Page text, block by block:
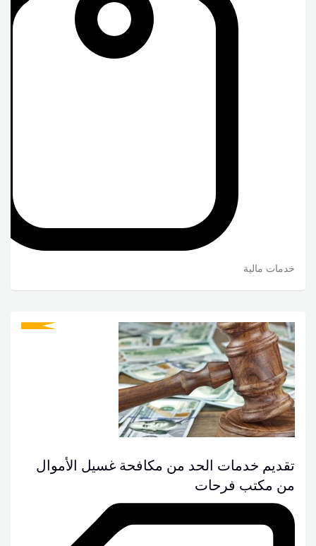
خدمات مالية
تقديم خدمات الحد من مكافحة غسيل الأموال
من مكتب فرحات